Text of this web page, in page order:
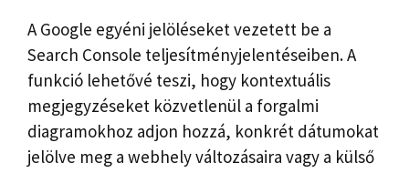
A Google egyéni jelöléseket vezetett be a
Search Console teljesítményjelentéseiben. A
funkció lehetővé teszi, hogy kontextuális
megjegyzéseket közvetlenül a forgalmi
diagramokhoz adjon hozzá, konkrét dátumokat
jelölve meg a webhely változásaira vagy a külső